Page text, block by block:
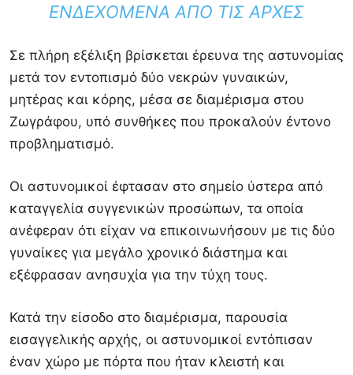
ΕΝΔΕΧΌΜΕΝΑ ΑΠΌ ΤΙΣ ΑΡΧΈΣ
Σε πλήρη εξέλιξη βρίσκεται έρευνα της αστυνομίας
μετά τον εντοπισμό δύο νεκρών γυναικών,
μητέρας και κόρης, μέσα σε διαμέρισμα στου
Ζωγράφου, υπό συνθήκες που προκαλούν έντονο
προβληματισμό.
Οι αστυνομικοί έφτασαν στο σημείο ύστερα από
καταγγελία συγγενικών προσώπων, τα οποία
ανέφεραν ότι είχαν να επικοινωνήσουν με τις δύο
γυναίκες για μεγάλο χρονικό διάστημα και
εξέφρασαν ανησυχία για την τύχη τους.
Κατά την είσοδο στο διαμέρισμα, παρουσία
εισαγγελικής αρχής, οι αστυνομικοί εντόπισαν
έναν χώρο με πόρτα που ήταν κλειστή και